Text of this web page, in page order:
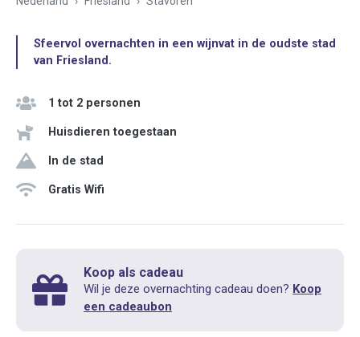
Sfeervol overnachten in een wijnvat in de oudste stad
van Friesland.
1 tot 2 personen
Huisdieren toegestaan
In de stad
Gratis Wifi
Koop als cadeau
Wil je deze overnachting cadeau doen? Koop
een cadeaubon